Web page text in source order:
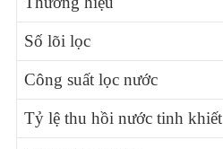
Số lõi lọc
Công suất lọc nước
Tỷ lệ thu hồi nước tinh khiết